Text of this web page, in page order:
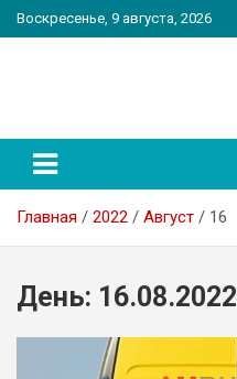
Перейти
к
Воскресенье, 9 августа, 2026
Главная 2022 Август 16
День: 16.08.2022